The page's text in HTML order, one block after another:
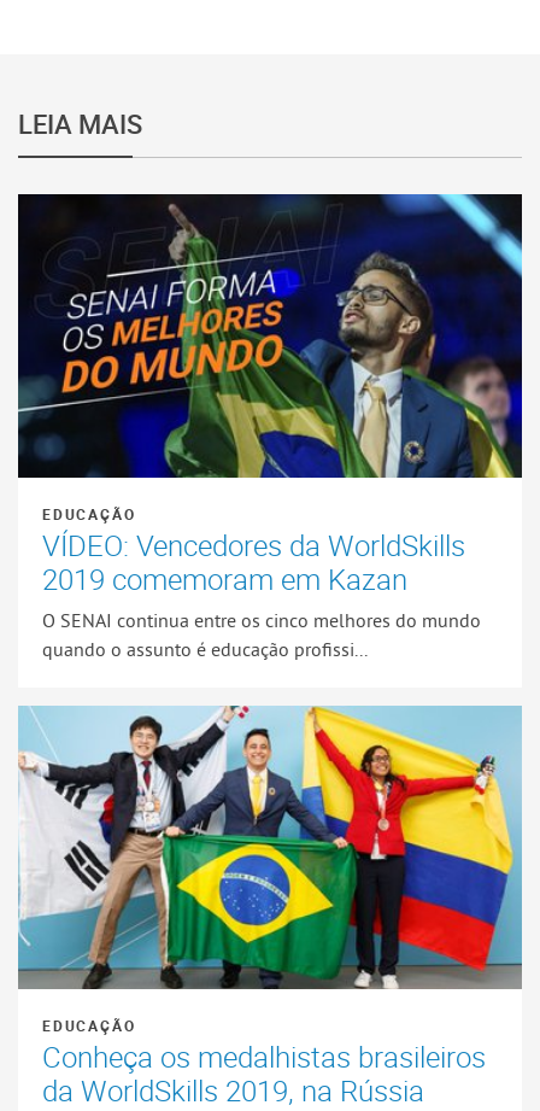
LEIA MAIS
EDUCAÇÃO
VÍDEO: Vencedores da WorldSkills
2019 comemoram em Kazan
O SENAI continua entre os cinco melhores do mundo
quando o assunto é educação profissi...
EDUCAÇÃO
Conheça os medalhistas brasileiros
da WorldSkills 2019, na Rússia